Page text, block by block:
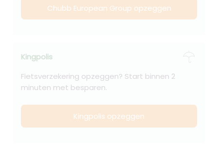
Chubb European Group opzeggen
Kingpolis
Fietsverzekering opzeggen? Start binnen 2
minuten met besparen.
Kingpolis opzeggen